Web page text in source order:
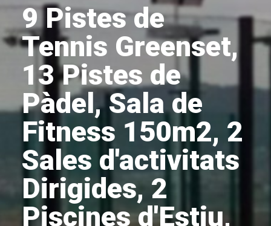
9 Pistes de
Tennis Greenset,
13 Pistes de
Pàdel, Sala de
Fitness 150m2, 2
Sales d'activitats
Dirigides, 2
Piscines d'Estiu,